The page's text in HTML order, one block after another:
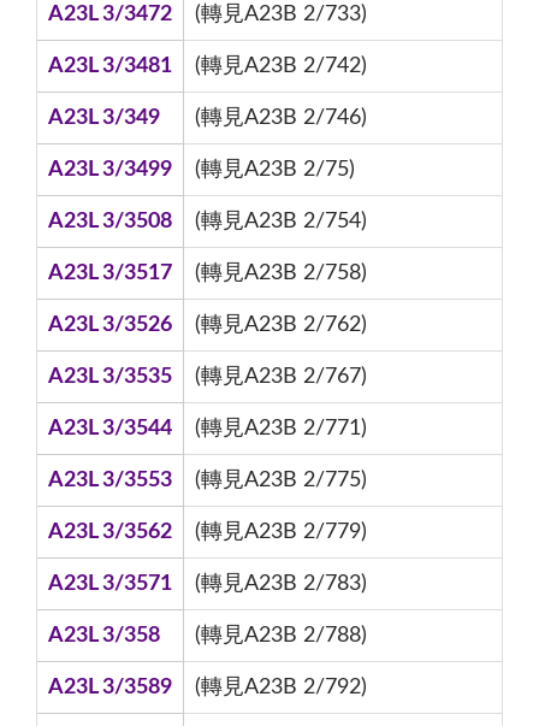
A23L 3/3472 (轉見A23B 2/733)
A23L 3/3481 (轉見A23B 2/742)
A23L 3/349 (轉見A23B 2/746)
A23L 3/3499 (轉見A23B 2/75)
A23L 3/3508 (轉見A23B 2/754)
A23L 3/3517 (轉見A23B 2/758)
A23L 3/3526 (轉見A23B 2/762)
A23L 3/3535 (轉見A23B 2/767)
A23L 3/3544 (轉見A23B 2/771)
A23L 3/3553 (轉見A23B 2/775)
A23L 3/3562 (轉見A23B 2/779)
A23L 3/3571 (轉見A23B 2/783)
A23L 3/358 (轉見A23B 2/788)
A23L 3/3589 (轉見A23B 2/792)